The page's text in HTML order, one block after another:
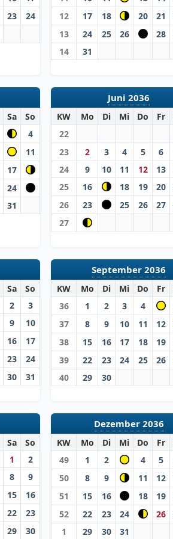
23
24
12
17 18 20 21
13
24 25 26 28
14
31
Sa
So
4
11
17
24
31
Juni 2036
KW Mo Di Mi Do Fr
22
23
2 3 4 5 6
24
9 10 11 12 13
25
16 18 19 20
26
23 25 26 27
27
Sa
So
2
3
9
10
16
17
23
24
30 31
September 2036
KW Mo Di Mi Do Fr
36
1 2 3 4
37
8 9 10 11 12
38
15 16 17 18 19
39
22 23 24 25 26
40
29 30
Sa
So
1
2
8
9
15
16
22
23
29 30
Dezember 2036
KW Mo Di Mi Do Fr
49
1 2 4 5
50
8 9 11 12
51
15 16 18 19
52
22 23 24 26
1
29 30 31